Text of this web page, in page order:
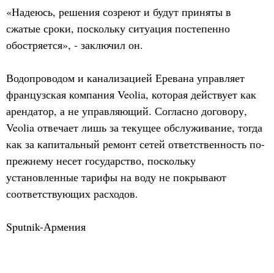
«Надеюсь, решения созреют и будут приняты в
сжатые сроки, поскольку ситуация постепенно
обостряется», - заключил он.
Водопроводом и канализацией Еревана управляет
французская компания Veolia, которая действует как
арендатор, а не управляющий. Согласно договору,
Veolia отвечает лишь за текущее обслуживание, тогда
как за капитальный ремонт сетей ответственность по-
прежнему несет государство, поскольку
установленные тарифы на воду не покрывают
соответствующих расходов.
Sputnik-Армения